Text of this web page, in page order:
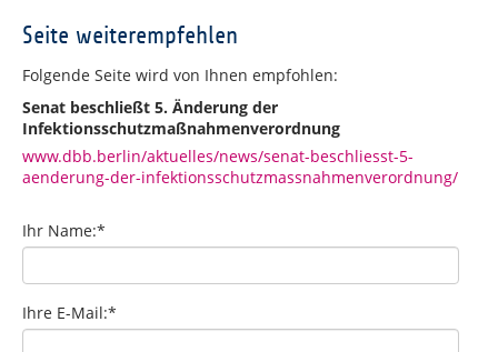
Seite weiterempfehlen
Folgende Seite wird von Ihnen empfohlen:
Senat beschließt 5. Änderung der
Infektionsschutzmaßnahmenverordnung
www.dbb.berlin/aktuelles/news/senat-beschliesst-5-
aenderung-der-infektionsschutzmassnahmenverordnung/
Ihr Name:*
Ihre E-Mail:*